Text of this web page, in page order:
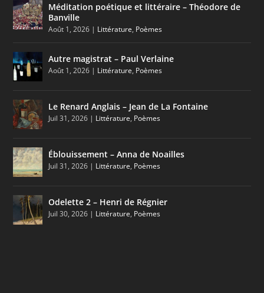
Méditation poétique et littéraire – Théodore de
Banville
Août 1, 2026 | Littérature, Poèmes
Autre magistrat – Paul Verlaine
Août 1, 2026 | Littérature, Poèmes
Le Renard Anglais – Jean de La Fontaine
Juil 31, 2026 | Littérature, Poèmes
Éblouissement – Anna de Noailles
Juil 31, 2026 | Littérature, Poèmes
Odelette 2 – Henri de Régnier
Juil 30, 2026 | Littérature, Poèmes